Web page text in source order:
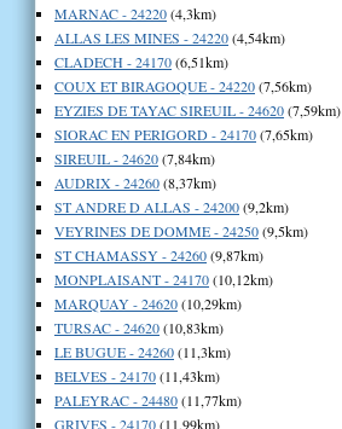
MARNAC - 24220(4,3km)
ALLAS LES MINES - 24220(4,54km)
CLADECH - 24170(6,51km)
COUX ET BIRAGOQUE - 24220(7,56km)
EYZIES DE TAYAC SIREUIL - 24620(7,59km)
SIORAC EN PERIGORD - 24170(7,65km)
SIREUIL - 24620(7,84km)
AUDRIX - 24260(8,37km)
ST ANDRE D ALLAS - 24200(9,2km)
VEYRINES DE DOMME - 24250(9,5km)
ST CHAMASSY - 24260(9,87km)
MONPLAISANT - 24170(10,12km)
MARQUAY - 24620(10,29km)
TURSAC - 24620(10,83km)
LE BUGUE - 24260(11,3km)
BELVES - 24170(11,43km)
PALEYRAC - 24480(11,77km)
GRIVES - 24170(11,99km)